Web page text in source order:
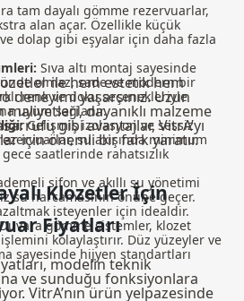
tam dayalı gömme rezervuarlar,
alan açar. Özellikle küçük
dolap gibi eşyalar için daha fazla
Sıva altı montaj sayesinde
olmaz, sade ve modern bir
renk ve doku seçenekleriyle
uyum sağlanır.
Gelişmiş izolasyon ve sessiz
su akışında minimum
gece saatlerinde rahatsızlık
sifon ve akıllı su yönetimi
su harcamasının önüne geçer.
isteyenler için idealdir.
gömme sistemler, klozet
kolaylaştırır. Düz yüzeyler ve
sayesinde hijyen standartları
ile hem estetik hem
deneyimi yaşarsınız. Uzun
maliyetleri, dayanıklı malzeme
gibi avantajlar, VitrA’yı
için önemli bir fark yaratır.
Klozetler İçin
Fiyatları
modelin teknik
ve sunduğu fonksiyonlara
VitrA’nın ürün yelpazesinde